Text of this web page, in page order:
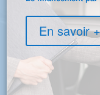
En savoir